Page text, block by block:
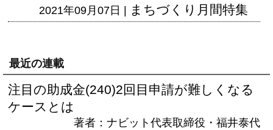
2021年09月07日 | まちづくり月間特集
最近の連載
注目の助成金(240)2回目申請が難しくなる
ケースとは
著者：ナビット代表取締役・福井泰代